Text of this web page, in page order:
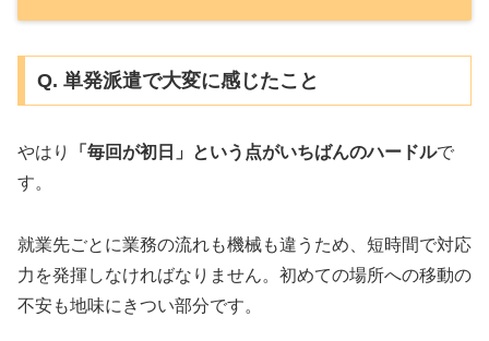
Q. 単発派遣で大変に感じたこと
やはり 「毎回が初日」という点がいちばんのハードルで
す。
就業先ごとに業務の流れも機械も違うため、短時間で対応
力を発揮しなければなりません。初めての場所への移動の
不安も地味にきつい部分です。